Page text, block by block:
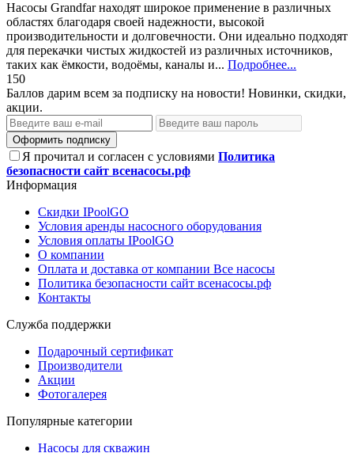
Насосы Grandfar находят широкое применение в различных
областях благодаря своей надежности, высокой
производительности и долговечности. Они идеально подходят
для перекачки чистых жидкостей из различных источников,
таких как ёмкости, водоёмы, каналы и... Подробнее...
150
Баллов дарим всем за подписку на новости! Новинки, скидки,
акции.
Оформить подписку
Я прочитал и согласен с условиями Политика
безопасности сайт всенасосы.рф
Информация
Скидки IPoolGO
Условия аренды насосного оборудования
Условия оплаты IPoolGO
О компании
Оплата и доставка от компании Все насосы
Политика безопасности сайт всенасосы.рф
Контакты
Служба поддержки
Подарочный сертификат
Производители
Акции
Фотогалерея
Популярные категории
Насосы для скважин